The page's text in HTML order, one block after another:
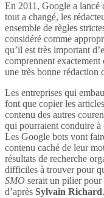
En 2011, Google a lancé
tout a changé, les
ensemble de règles
considéré comme
qu’il est très important
comprennent exactement
une très bonne rédaction
Les entreprises qui
font que copier les
contenu des autres
qui pourraient conduire à
Les Google bots vont
contenu caché de leur
résultats de recherche
difficiles à trouver pour
SMO serait un pilier pour
d’après Sylvain Richard.